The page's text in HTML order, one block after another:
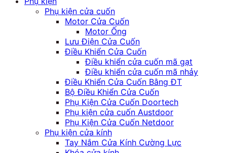
Phụ kiện cửa cuốn
Motor Cửa Cuốn
Motor Ống
Lưu Điện Cửa Cuốn
Điều Khiển Cửa Cuốn
Điều khiển cửa cuốn mã gạt
Điều khiển cửa cuốn mã nhảy
Điều Khiển Cửa Cuốn Bằng ĐT
Bộ Điều Khiển Cửa Cuốn
Phụ Kiện Cửa Cuốn Doortech
Phụ kiện cửa cuốn Austdoor
Phụ Kiện Cửa Cuốn Netdoor
Phụ kiện cửa kính
Tay Nắm Cửa Kính Cường Lực